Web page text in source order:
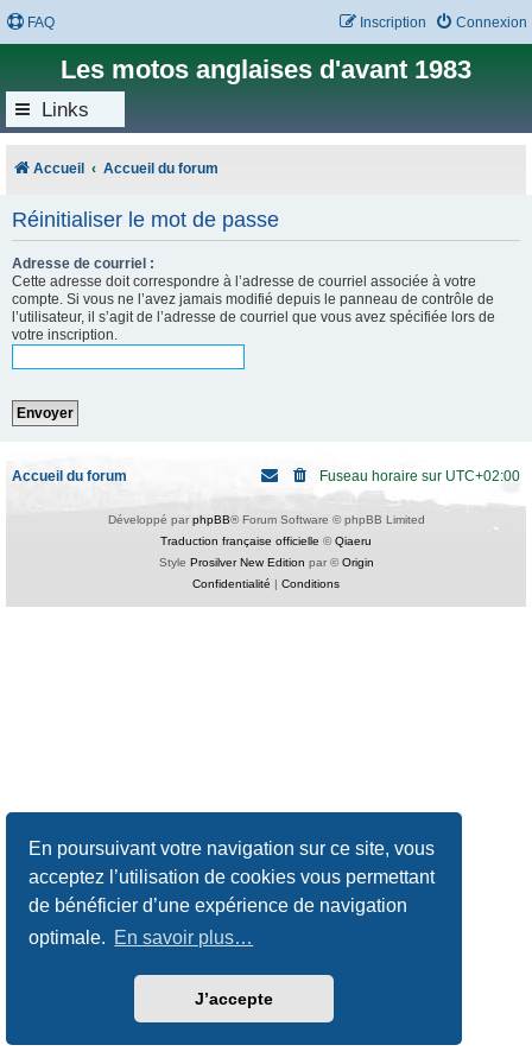
En poursuivant votre navigation sur ce site, vous
acceptez l’utilisation de cookies vous permettant
de bénéficier d’une expérience de navigation
optimale. En savoir plus…
J’accepte
FAQ Connexion
Inscription
Les motos anglaises d'avant 1983
Links
Accueil Accueil du forum
Réinitialiser le mot de passe
Adresse de courriel :
Cette adresse doit correspondre à l’adresse de courriel associée à votre
compte. Si vous ne l’avez jamais modifié depuis le panneau de contrôle de
l’utilisateur, il s’agit de l’adresse de courriel que vous avez spécifiée lors de
votre inscription.
Accueil du forum Fuseau horaire sur UTC+02:00
Développé par phpBB® Forum Software © phpBB Limited
Traduction française officielle ©Qiaeru
Style Prosilver New Edition par ©Origin
Confidentialité
Conditions